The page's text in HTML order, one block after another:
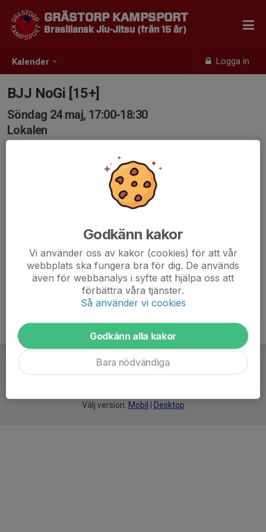
Kalender Logga in
GRÄSTORP KAMPSPORT
Brasiliansk Jiu-Jitsu (från 15 år)
BJJ NoGi [15+]
Söndag 24 maj, 17:00-18:30
Lokalen
Välj version: Mobil Desktop
Godkänn kakor
Vi använder oss av kakor (cookies) för att vår
webbplats ska fungera bra för dig. De används
även för webbanalys i syfte att hjälpa oss att
förbättra våra tjänster.
Så använder vi cookies
Godkänn alla kakor
Bara nödvändiga